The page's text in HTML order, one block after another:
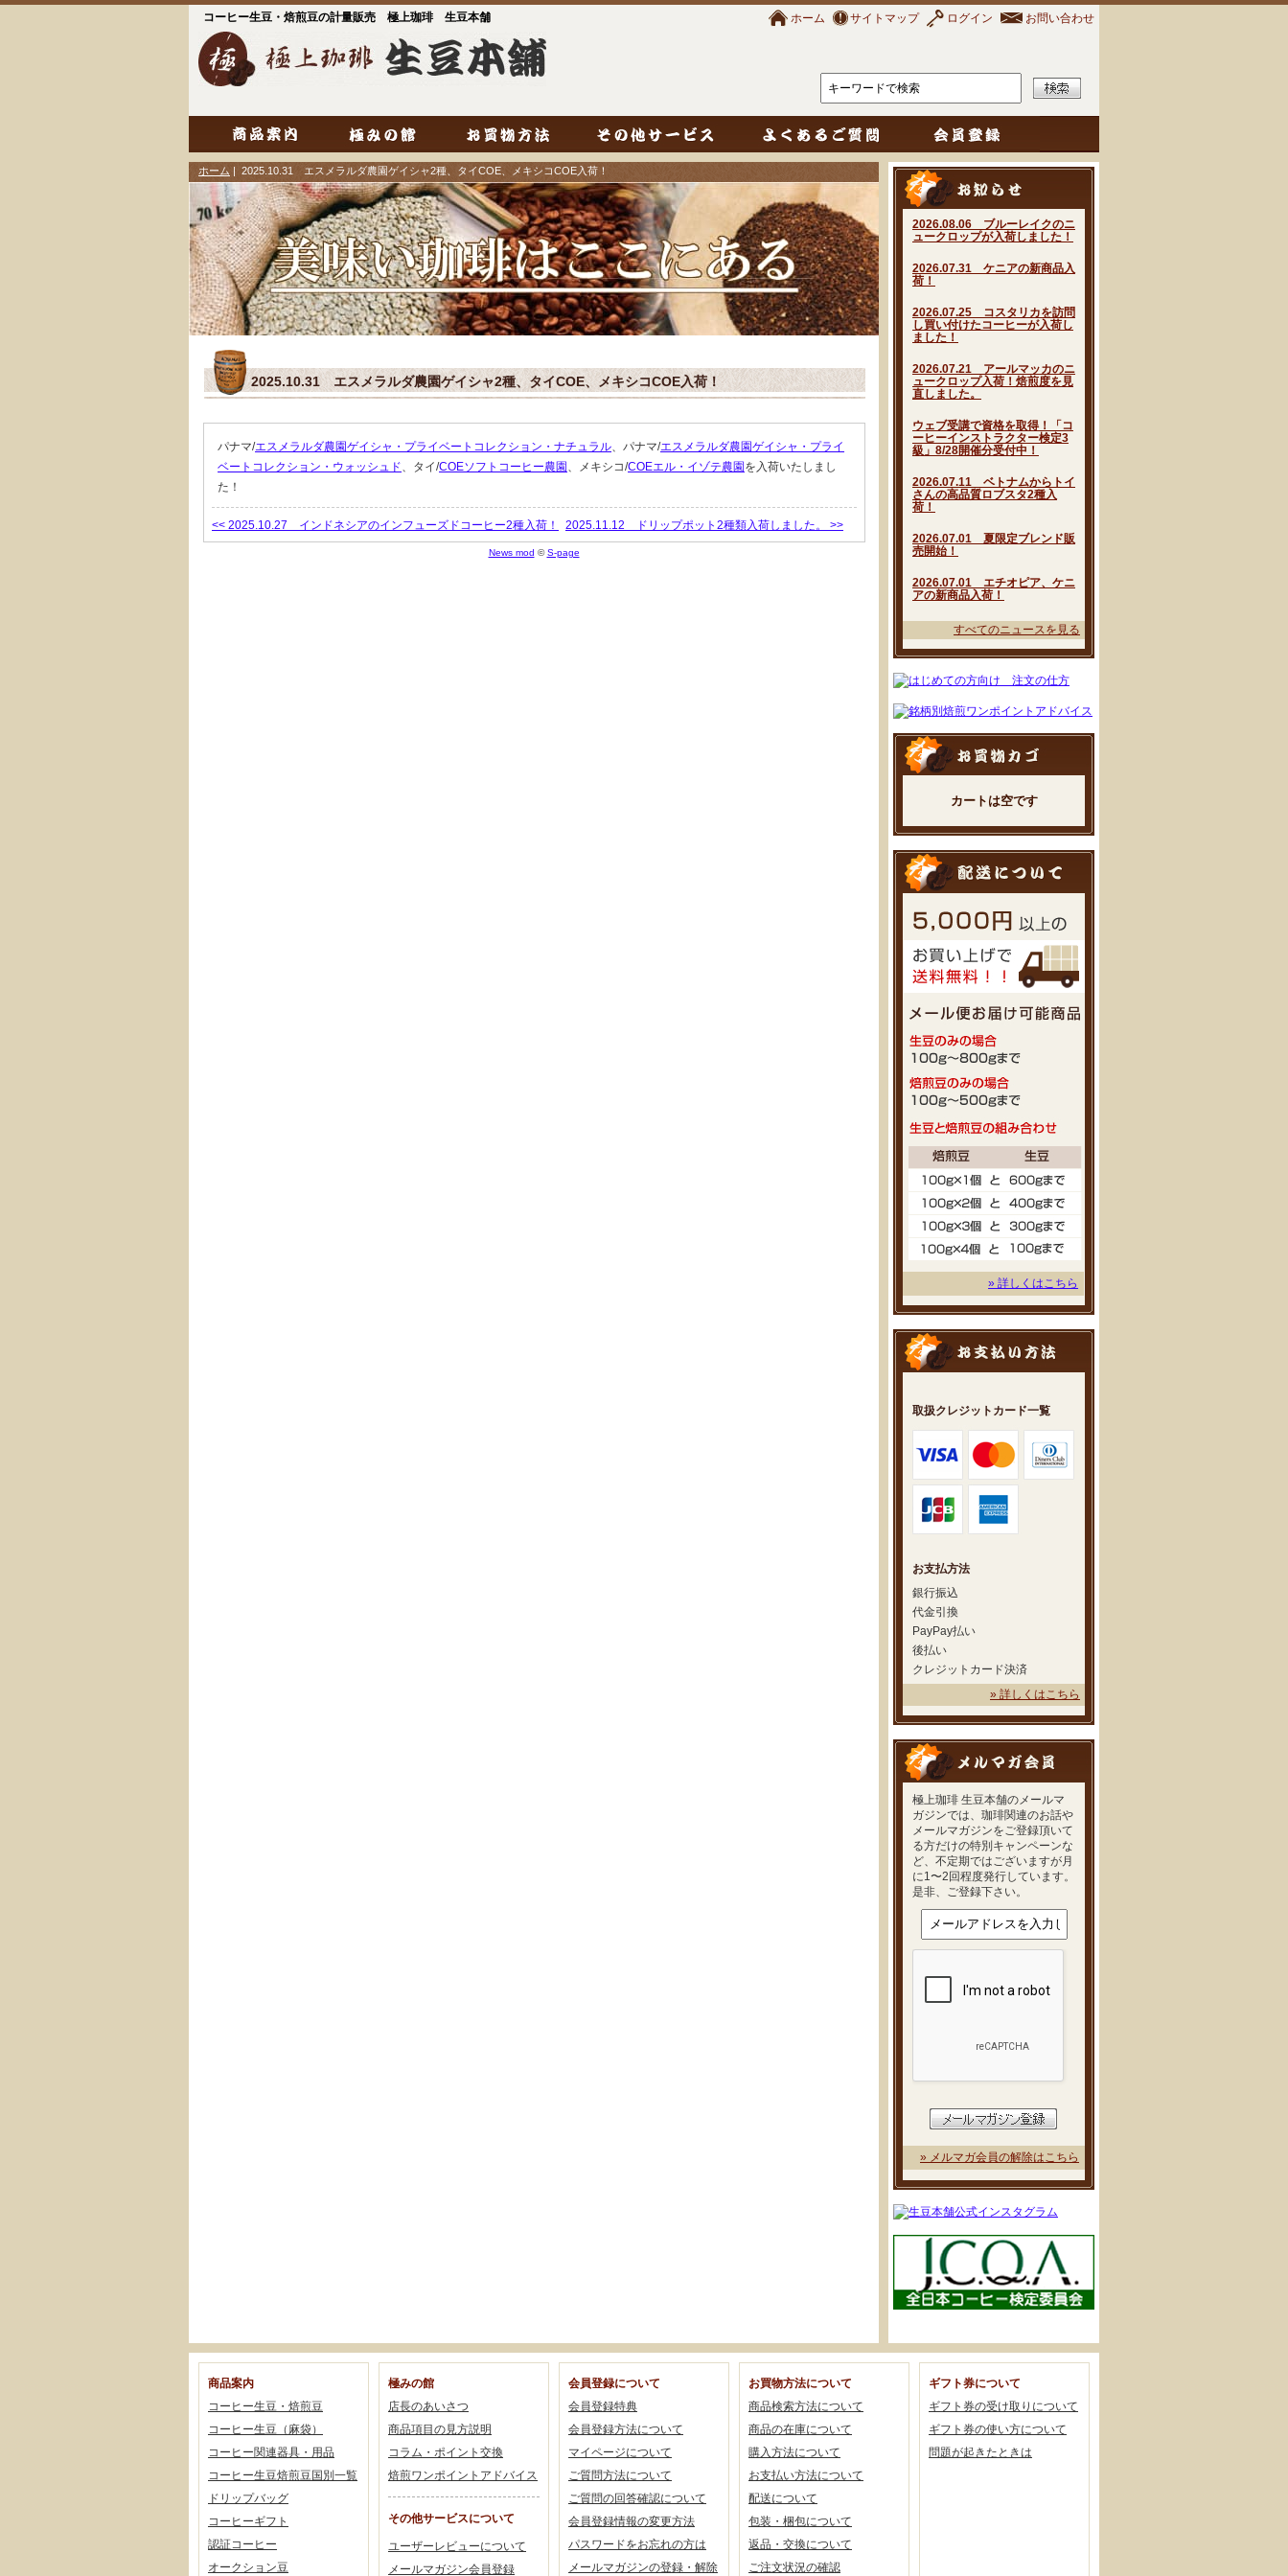
コーヒー生豆・焙煎豆の計量販売 極上珈琲 生豆本舗 ホーム サイトマップ ログイン お問い合わせ
2026.08.06 ブルーレイクのニ
ュークロップが入荷しました！
2026.07.31 ケニアの新商品入
荷！
2026.07.25 コスタリカを訪問
し買い付けたコーヒーが入荷し
ました！
2026.07.21 アールマッカのニ
ュークロップ入荷！焙煎度を見
直しました。
ウェブ受講で資格を取得！「コ
ーヒーインストラクター検定3
級」8/28開催分受付中！
2026.07.11 ベトナムからトイ
さんの高品質ロブスタ2種入
荷！
2026.07.01 夏限定ブレンド販
売開始！
2026.07.01 エチオピア、ケニ
アの新商品入荷！
すべてのニュースを見る
カートは空です
» 詳しくはこちら
取扱クレジットカード一覧
お支払方法
銀行振込
代金引換
PayPay払い
後払い
クレジットカード決済
» 詳しくはこちら
極上珈琲 生豆本舗のメールマ
ガジンでは、珈琲関連のお話や
メールマガジンをご登録頂いて
る方だけの特別キャンペーンな
ど、不定期ではございますが月
に1〜2回程度発行しています。
是非、ご登録下さい。
» メルマガ会員の解除はこちら
ホーム | 2025.10.31 エスメラルダ農園ゲイシャ2種、タイCOE、メキシコCOE入荷！
2025.10.31 エスメラルダ農園ゲイシャ2種、タイCOE、メキシコCOE入荷！
パナマ/エスメラルダ農園ゲイシャ・プライベートコレクション・ナチュラル 、パナマ/エスメラルダ農園ゲイシャ・プライ
ベートコレクション・ウォッシュド 、タイ/COEソフトコーヒー農園 、メキシコ/COEエル・イゾテ農園を入荷いたしまし
た！
<< 2025.10.27 インドネシアのインフューズドコーヒー2種入荷！ 2025.11.12 ドリップポット2種類入荷しました。 >>
News mod ©S-page
商品案内
コーヒー生豆・焙煎豆
コーヒー生豆（麻袋）
コーヒー関連器具・用品
コーヒー生豆焙煎豆国別一覧
ドリップバッグ
コーヒーギフト
認証コーヒー
オークション豆
極みの館
店長のあいさつ
商品項目の見方説明
コラム・ポイント交換
焙煎ワンポイントアドバイス
その他サービスについて
ユーザーレビューについて
メールマガジン会員登録
会員登録について
会員登録特典
会員登録方法について
マイページについて
ご質問方法について
ご質問の回答確認について
会員登録情報の変更方法
パスワードをお忘れの方は
メールマガジンの登録・解除
お買物方法について
商品検索方法について
商品の在庫について
購入方法について
お支払い方法について
配送について
包装・梱包について
返品・交換について
ご注文状況の確認
ギフト券について
ギフト券の受け取りについて
ギフト券の使い方について
問題が起きたときは